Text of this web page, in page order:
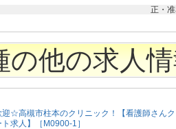
正・
の他の求人
迎☆高槻市柱本のクリニック！【看護師さん
求人】［M0900-1］